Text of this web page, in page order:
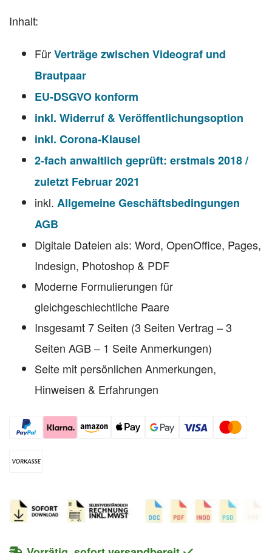
Inhalt:
FürVerträge zwischen Videograf und
Brautpaar
EU-DSGVO konform
inkl. Widerruf & Veröffentlichungsoption
inkl. Corona-Klausel
2-fach anwaltlich geprüft: erstmals 2018 /
zuletzt Februar 2021
inkl. Allgemeine Geschäftsbedingungen
AGB
Digitale Dateien als: Word, OpenOffice, Pages,
Indesign, Photoshop & PDF
Moderne Formulierungen für
gleichgeschlechtliche Paare
Insgesamt 7 Seiten (3 Seiten Vertrag – 3
Seiten AGB – 1 Seite Anmerkungen)
Seite mit persönlichen Anmerkungen,
Hinweisen & Erfahrungen